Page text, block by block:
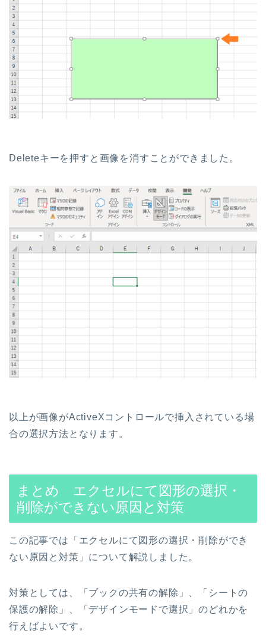
Deleteキーを押すと画像を消すことができました。
以上が画像がActiveXコントロールで挿入されている場
合の選択方法となります。
まとめ エクセルにて図形の選択・
削除ができない原因と対策
この記事では「エクセルにて図形の選択・削除ができ
ない原因と対策」について解説しました。
対策としては、「ブックの共有の解除」、「シートの
保護の解除」、「デザインモードで選択」のどれかを
行えばよいです。